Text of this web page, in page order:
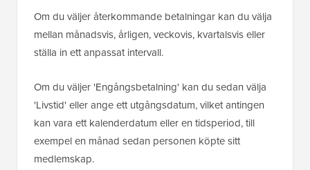
Om du väljer återkommande betalningar kan du välja
mellan månadsvis, årligen, veckovis, kvartalsvis eller
ställa in ett anpassat intervall.
Om du väljer 'Engångsbetalning' kan du sedan välja
'Livstid' eller ange ett utgångsdatum, vilket antingen
kan vara ett kalenderdatum eller en tidsperiod, till
exempel en månad sedan personen köpte sitt
medlemskap.